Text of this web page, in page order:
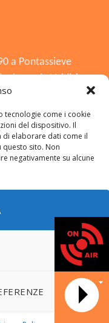
tecnologie come i cookie
del dispositivo. Il
di elaborare dati come il
questo sito. Non
negativamente su alcune
a Pontassieve
è tornata in
notizie locali,
per essere
presenza in FM,
CONTATTI
il Notiziario locale
DATA